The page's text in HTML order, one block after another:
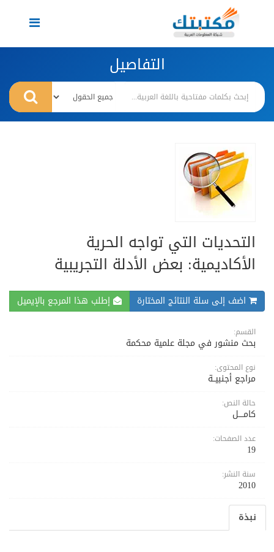
Toggle
navigation
التفاصيل
التحديات التي تواجه الحرية
الأكاديمية: بعض الأدلة التجريبية
اضف إلى سلة النتائج المختارة إطلب هذا المرجع بالإيميل
القسم:
بحث منشور في مجلة علمية محكمة
نوع المحتوى:
مراجع أجنبيــة
حالة النص:
كامــــل
عدد الصفحات:
19
سنة النشر:
2010
نبذة